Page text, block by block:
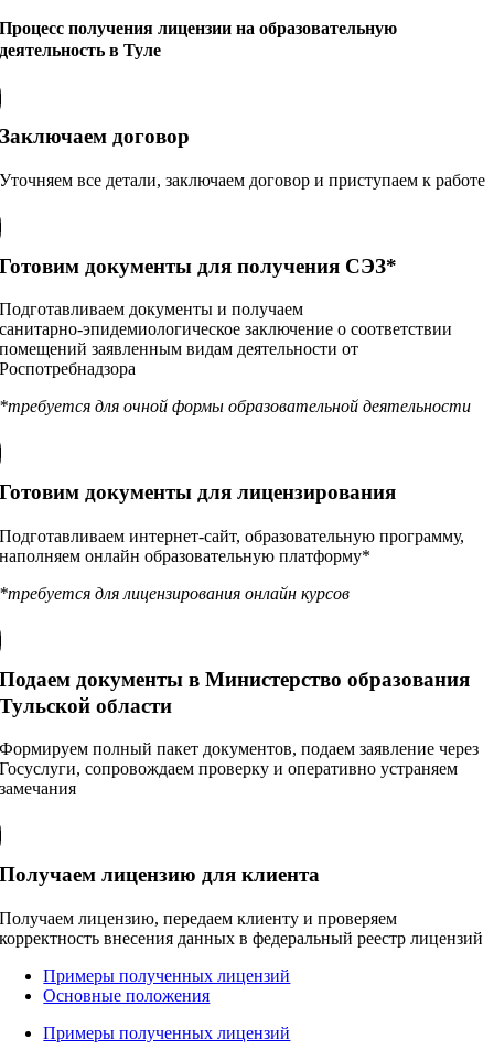
Процесс получения лицензии на образовательную
деятельность в Туле
Заключаем договор
Уточняем все детали, заключаем договор и приступаем к работе
Готовим документы для получения СЭЗ*
Подготавливаем документы и получаем
санитарно‑эпидемиологическое заключение о соответствии
помещений заявленным видам деятельности от
Роспотребнадзора
*требуется для очной формы образовательной деятельности
Готовим документы для лицензирования
Подготавливаем интернет-сайт, образовательную программу,
наполняем онлайн образовательную платформу*
*требуется для лицензирования онлайн курсов
Подаем документы в Министерство образования
Тульской области
Формируем полный пакет документов, подаем заявление через
Госуслуги, сопровождаем проверку и оперативно устраняем
замечания
Получаем лицензию для клиента
Получаем лицензию, передаем клиенту и проверяем
корректность внесения данных в федеральный реестр лицензий
Примеры полученных лицензий
Основные положения
Примеры полученных лицензий